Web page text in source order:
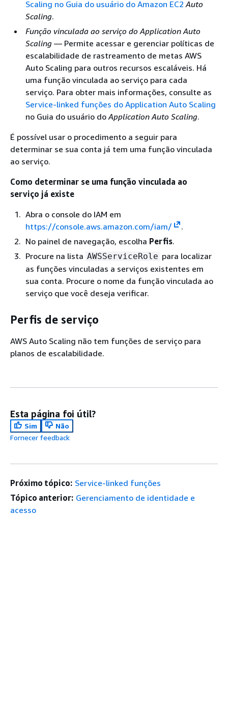
Scaling no Guia do usuário do Amazon EC2 Auto
Scaling.
Função vinculada ao serviço do Application Auto
Scaling — Permite acessar e gerenciar políticas de
escalabilidade de rastreamento de metas AWS
Auto Scaling para outros recursos escaláveis. Há
uma função vinculada ao serviço para cada
serviço. Para obter mais informações, consulte as
Service-linked funções do Application Auto Scaling
no Guia do usuário do Application Auto Scaling.
É possível usar o procedimento a seguir para
determinar se sua conta já tem uma função vinculada
ao serviço.
Como determinar se uma função vinculada ao
serviço já existe
Abra o console do IAM em
https://console.aws.amazon.com/iam/
.
No painel de navegação, escolha Perfis.
Procure na lista AWSServiceRole para localizar
as funções vinculadas a serviços existentes em
sua conta. Procure o nome da função vinculada ao
serviço que você deseja verificar.
Perfis de serviço
AWS Auto Scaling não tem funções de serviço para
planos de escalabilidade.
Esta página foi útil?
Sim
Não
Fornecer feedback
Próximo tópico: Service-linked funções
Tópico anterior: Gerenciamento de identidade e
acesso